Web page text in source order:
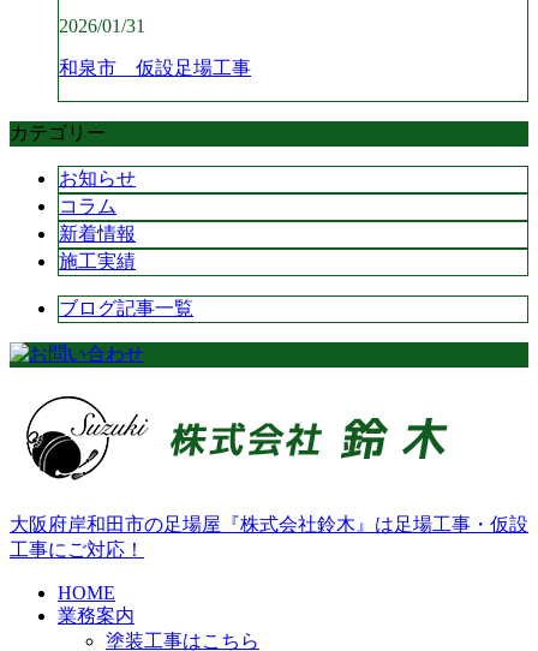
2026/01/31
和泉市 仮設足場工事
カテゴリー
お知らせ
コラム
新着情報
施工実績
ブログ記事一覧
大阪府岸和田市の足場屋『株式会社鈴木』は足場工事・仮設
工事にご対応！
HOME
業務案内
塗装工事はこちら